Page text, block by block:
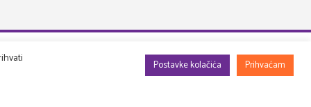
Postavke kolačića Prihvaćam